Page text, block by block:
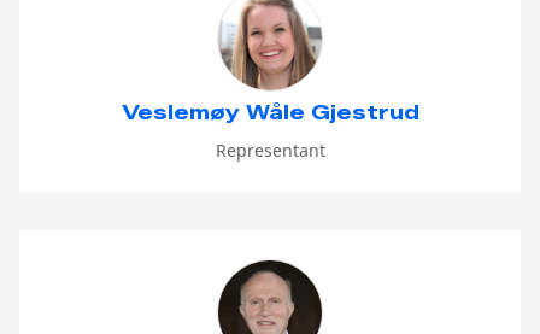
Veslemøy Wåle Gjestrud
Representant